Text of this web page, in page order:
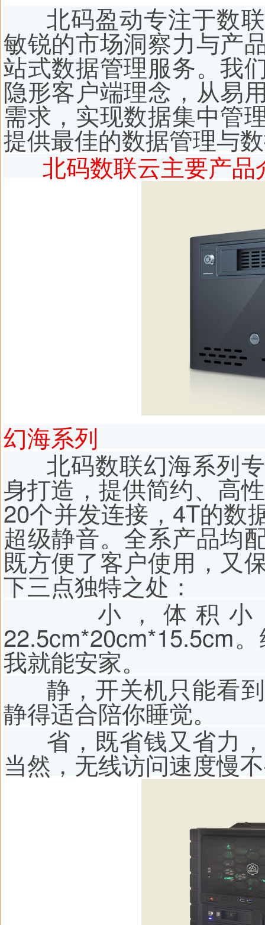
北码盈动专注于数联
敏锐的市场洞察力与产
站式数据管理服务。我
隐形客户端理念，从易
需求，实现数据集中管
提供最佳的数据管理与
北码数联云主要产品
幻海系列
北码数联幻海系列专
身打造，提供简约、高
20个并发连接，4T的数
超级静音。全系产品均
既方便了客户使用，又
下三点独特之处：
小，体积小，
22.5cm*20cm*15.5cm
我就能安家。
静，开关机只能看到
静得适合陪你睡觉。
省，既省钱又省力，
当然，无线访问速度慢